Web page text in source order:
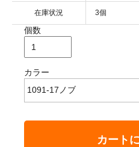
在庫状況 3個
個数
カラー
カート